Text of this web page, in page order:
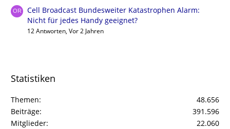
Cell Broadcast Bundesweiter Katastrophen Alarm:
Nicht für jedes Handy geeignet?
12 Antworten, Vor 2 Jahren
Statistiken
Themen
48.656
Beiträge
391.596
Mitglieder
22.060